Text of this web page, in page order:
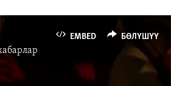
EMBED БӨЛҮШҮҮ